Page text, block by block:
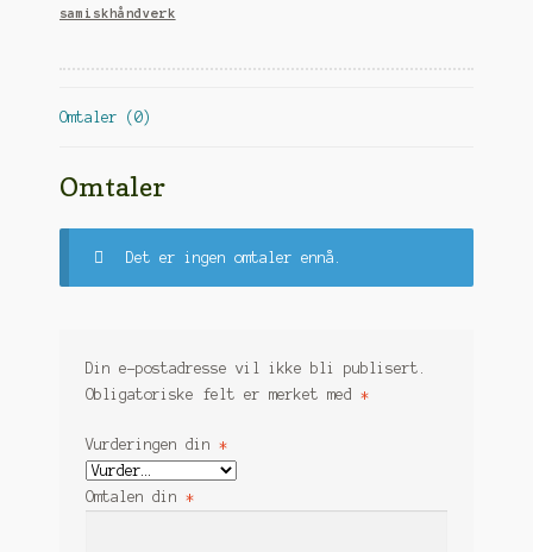
sølv
samiskhåndverk
Omtaler (0)
Omtaler
Det er ingen omtaler ennå.
Din e-postadresse vil ikke bli publisert.
Obligatoriske felt er merket med *
Vurderingen din *
Omtalen din *